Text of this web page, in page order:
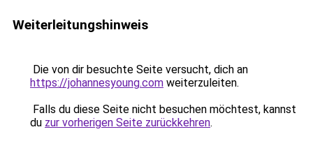
Weiterleitungshinweis
Die von dir besuchte Seite versucht, dich an
https://johannesyoung.com weiterzuleiten.
Falls du diese Seite nicht besuchen möchtest, kannst
du zur vorherigen Seite zurückkehren.